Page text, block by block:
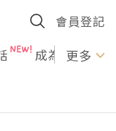
會員登記
成為U更多